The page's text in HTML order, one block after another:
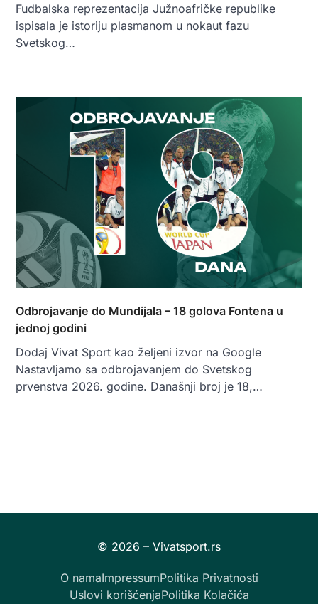
Fudbalska reprezentacija Južnoafričke republike
ispisala je istoriju plasmanom u nokaut fazu
Svetskog…
Odbrojavanje do Mundijala – 18 golova Fontena u
jednoj godini
Dodaj Vivat Sport kao željeni izvor na Google
Nastavljamo sa odbrojavanjem do Svetskog
prvenstva 2026. godine. Današnji broj je 18,…
O namaImpressumPolitika Privatnosti
Uslovi korišćenjaPolitika Kolačića